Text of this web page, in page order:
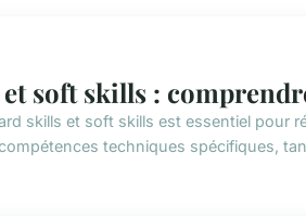
soft skills :
skills et soft skills est essentiel pour
techniques spécifiques,